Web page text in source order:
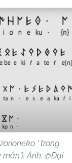
' trong
Ảnh: @Đại